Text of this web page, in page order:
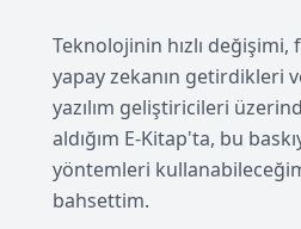
Teknolojinin hızlı değişimi,
yapay zekanın getirdikleri
yazılım geliştiricileri
aldığım E-Kitap'ta, bu
yöntemleri
bahsettim.